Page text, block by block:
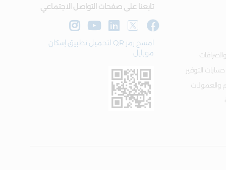
التوفير
والعمولات
تابعنا على صفحات التواصل الاجتماعي
امسح رمز QR لتحميل تطبيق إسكان
موبايل